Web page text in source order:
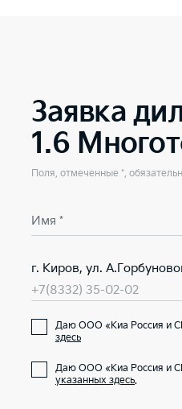
Заявка
1.6
Поля, отмеченные *,
Имя *
г. Киров, ул.
+7(8332) 35-02-02
Даю ООО «Киа Россия и
здесь
Даю ООО «Киа Россия и
указанных здесь.